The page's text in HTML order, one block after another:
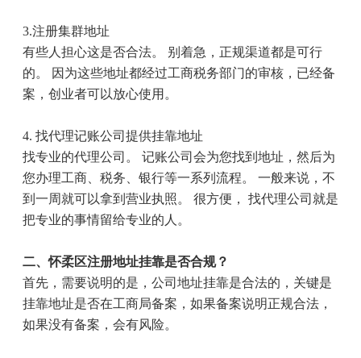
3.注册集群地址
有些人担心这是否合法。 别着急，正规渠道都是可行
的。 因为这些地址都经过工商税务部门的审核，已经备
案，创业者可以放心使用。
4. 找代理记账公司提供挂靠地址
找专业的代理公司。 记账公司会为您找到地址，然后为
您办理工商、税务、银行等一系列流程。 一般来说，不
到一周就可以拿到营业执照。 很方便， 找代理公司就是
把专业的事情留给专业的人。
二、怀柔区注册地址挂靠是否合规？
首先，需要说明的是，公司地址挂靠是合法的，关键是
挂靠地址是否在工商局备案，如果备案说明正规合法，
如果没有备案，会有风险。